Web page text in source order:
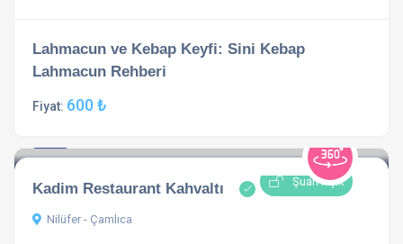
Lahmacun ve Kebap Keyfi: Sini Kebap
Lahmacun Rehberi
Fiyat: 600 ₺
Şuan Açık
Kadim Restaurant Kahvaltı
Nilüfer - Çamlıca